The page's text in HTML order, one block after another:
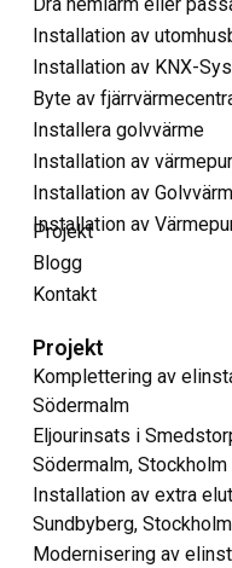
Installation av
Installation av KNX-
Byte av
Installera golvvärme
Installation av
Installation av
Installation av
Projekt
Blogg
Kontakt
Projekt
Komplettering av
Södermalm
Eljourinsats i
Södermalm, Stockholm
Installation av extra
Sundbyberg, Stockholm
Modernisering av